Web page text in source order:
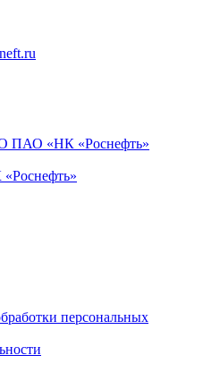
ПАО «НК «Роснефть»
персональных